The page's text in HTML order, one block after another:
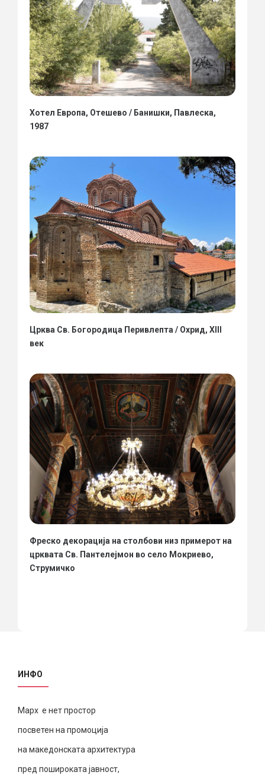
Хотел Европа, Отешево / Банишки, Павлеска,
1987
Црква Св. Богородица Перивлепта / Охрид, XIII
век
Фреско декорација на столбови низ примерот на
црквата Св. Пантелејмон во село Мокриево,
Струмичко
ИНФО
Марх е нет простор
посветен на промоција
на македонската архитектура
пред пошироката јавност,